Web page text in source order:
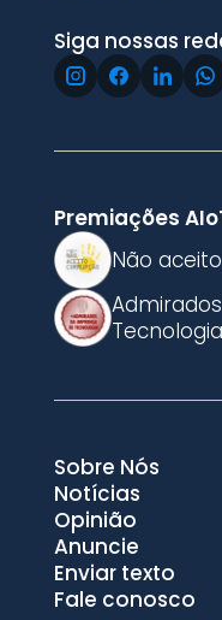
Siga nossas
Premiações
Não
Tecnologia
Sobre Nós
Notícias
Opinião
Anuncie
Enviar texto
Fale conosco